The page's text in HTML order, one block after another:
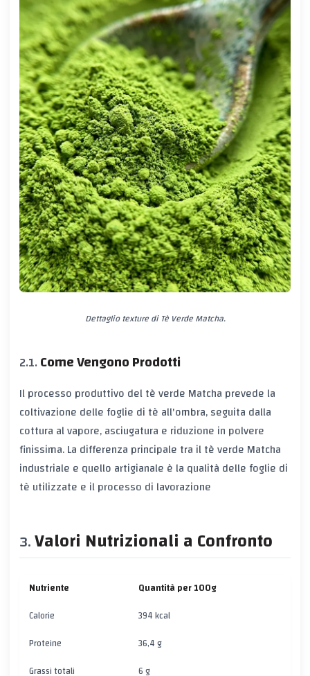
Dettaglio texture di Tè Verde Matcha.
Come Vengono Prodotti
Il processo produttivo del tè verde Matcha prevede la
coltivazione delle foglie di tè all'ombra, seguita dalla
cottura al vapore, asciugatura e riduzione in polvere
finissima. La differenza principale tra il tè verde Matcha
industriale e quello artigianale è la qualità delle foglie di
tè utilizzate e il processo di lavorazione
Valori Nutrizionali a Confronto
Nutriente
Quantità per 100g
Calorie
394 kcal
Proteine
36,4 g
Grassi totali
6 g